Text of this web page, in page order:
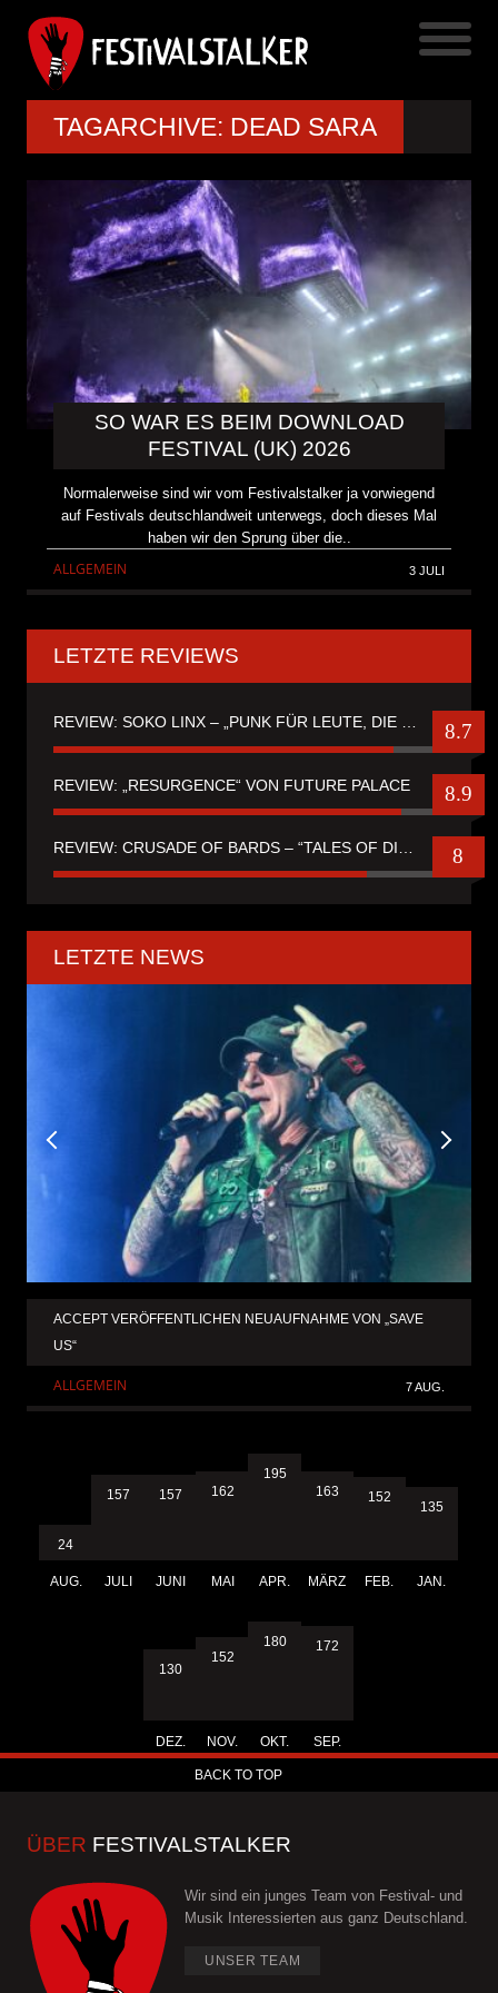
TAGARCHIVE: DEAD SARA
SO WAR ES BEIM DOWNLOAD
FESTIVAL (UK) 2026
Normalerweise sind wir vom Festivalstalker ja vorwiegend
auf Festivals deutschlandweit unterwegs, doch dieses Mal
haben wir den Sprung über die..
ALLGEMEIN 3 JULI
LETZTE REVIEWS
REVIEW: SOKO LINX – „PUNK FÜR LEUTE, DIE PUNK HASZEN“ 8.7
REVIEW: „RESURGENCE“ VON FUTURE PALACE 8.9
8
LETZTE NEWS
ACCEPT VERÖFFENTLICHEN NEUAUFNAHME VON „SAVE
US“
ALLGEMEIN 7 AUG.
24
AUG.
157
JULI
157
JUNI
162
MAI
195
APR.
163
MÄRZ
152
FEB.
135
JAN.
130
DEZ.
152
NOV.
180
OKT.
172
SEP.
BACK TO TOP
ÜBER FESTIVALSTALKER
Wir sind ein junges Team von Festival- und
Musik Interessierten aus ganz Deutschland.
UNSER TEAM